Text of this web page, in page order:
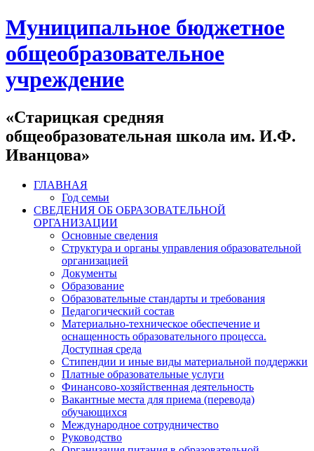
Муниципальное бюджетное
общеобразовательное
учреждение
«Старицкая средняя
общеобразовательная школа им. И.Ф.
Иванцова»
ГЛАВНАЯ
Год семьи
СВЕДЕНИЯ ОБ ОБРАЗОВАТЕЛЬНОЙ
ОРГАНИЗАЦИИ
Основные сведения
Структура и органы управления образовательной
организацией
Документы
Образование
Образовательные стандарты и требования
Педагогический состав
Материально-техническое обеспечение и
оснащенность образовательного процесса.
Доступная среда
Стипендии и иные виды материальной поддержки
Платные образовательные услуги
Финансово-хозяйственная деятельность
Вакантные места для приема (перевода)
обучающихся
Международное сотрудничество
Руководство